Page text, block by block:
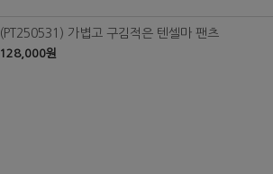
(PT250531) 가볍고 구김적은 텐셀마 팬츠
128,000원